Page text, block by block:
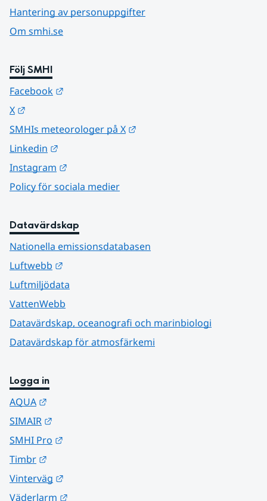
Hantering av personuppgifter
Om smhi.se
Följ SMHI
Facebook
X
SMHIs meteorologer på X
Linkedin
Instagram
Policy för sociala medier
Datavärdskap
Nationella emissionsdatabasen
Luftwebb
Luftmiljödata
VattenWebb
Datavärdskap, oceanografi och marinbiologi
Datavärdskap för atmosfärkemi
Logga in
AQUA
SIMAIR
SMHI Pro
Timbr
Vinterväg
Väderlarm